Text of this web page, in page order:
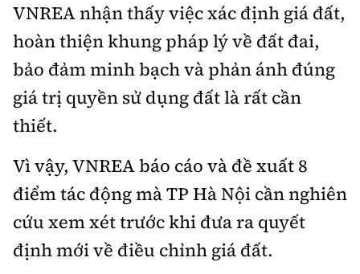
Email: bandoc@baoxaydung.vn
Cấm sao chép dưới mọi hình thức nếu không có sự
chấp thuận bằng văn bản.
Thông tin tòa soạn
VNREA nhận thấy việc xác định giá đất,
hoàn thiện khung pháp lý về đất đai,
bảo đảm minh bạch và phản ánh đúng
giá trị quyền sử dụng đất là rất cần
thiết.
Vì vậy, VNREA báo cáo và đề xuất 8
điểm tác động mà TP Hà Nội cần nghiên
cứu xem xét trước khi đưa ra quyết
định mới về điều chỉnh giá đất.